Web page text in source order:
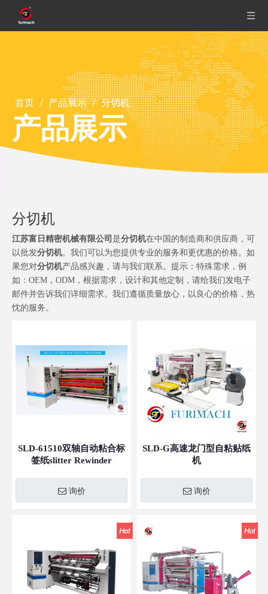
首页 / 产品展示 / 分切机
产品展示
分切机
江苏富日精密机械有限公司 是分切机在中国的制造商和供应商，可
以批发分切机。我们可以为您提供专业的服务和更优惠的价格。如
果您对分切机产品感兴趣，请与我们联系。提示：特殊需求，例
如：OEM，ODM，根据需求，设计和其他定制，请给我们发电子
邮件并告诉我们详细需求。我们遵循质量放心，以良心的价格，热
忱的服务。
SLD-61510双轴自动粘合标
签纸slitter Rewinder
询价
SLD-G高速龙门型自粘贴纸
机
询价